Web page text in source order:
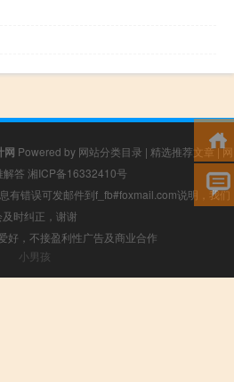
网 Powered by 网站分类目录 | 精选推荐文章|网
解答 湘ICP备16332410号
有错误可发邮件到f_fb#foxmail.com说明，我们
及时纠正，谢谢
好，不接盈利性广告及商业合作
小男孩